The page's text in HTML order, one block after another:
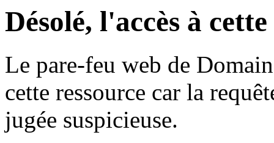
Désolé, l'accès à
Le pare-feu web de
cette ressource car la
jugée suspicieuse.